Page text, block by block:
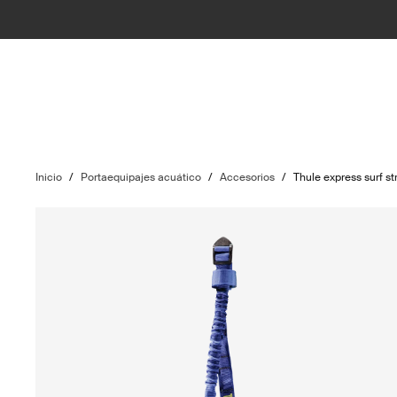
Inicio / Portaequipajes acuático / Accesorios / Thule express surf